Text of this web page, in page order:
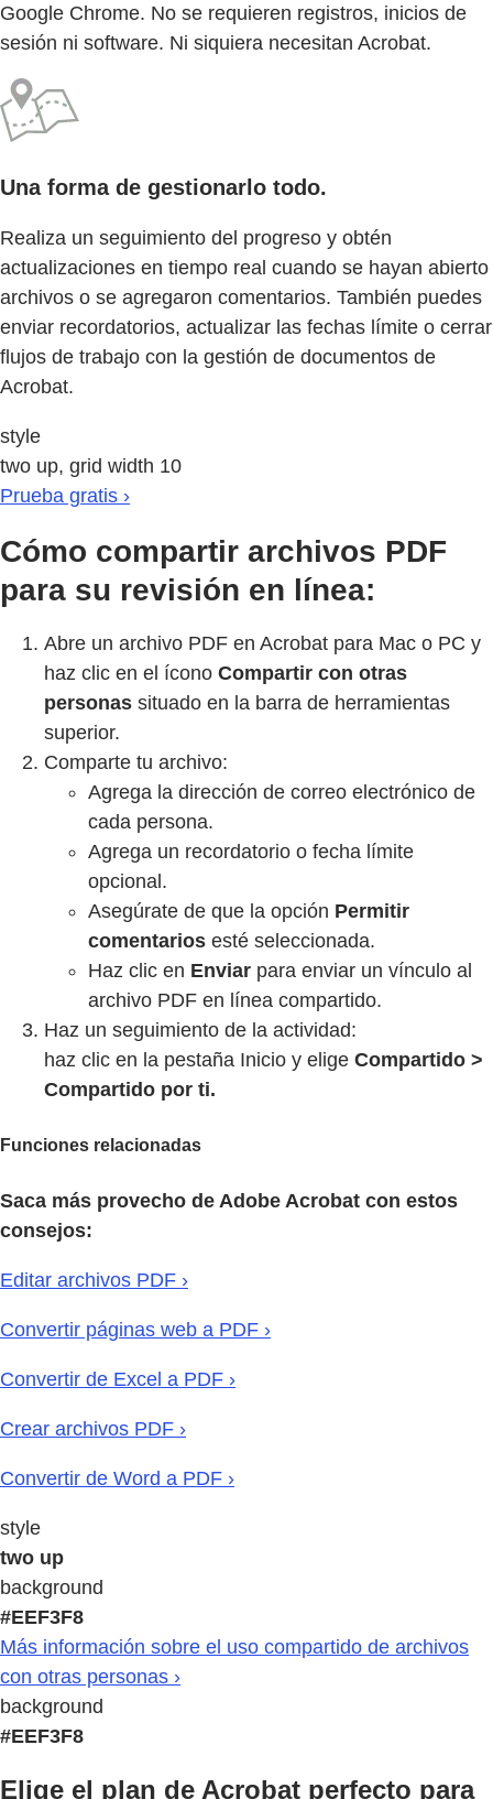
Google Chrome. No se requieren registros, inicios de
sesión ni software. Ni siquiera necesitan Acrobat.
Una forma de gestionarlo todo.
Realiza un seguimiento del progreso y obtén
actualizaciones en tiempo real cuando se hayan abierto
archivos o se agregaron comentarios. También puedes
enviar recordatorios, actualizar las fechas límite o cerrar
flujos de trabajo con la gestión de documentos de
Acrobat.
style
two up, grid width 10
Prueba gratis ›
Cómo compartir archivos PDF
para su revisión en línea:
Abre un archivo PDF en Acrobat para Mac o PC y
haz clic en el ícono Compartir con otras
personas situado en la barra de herramientas
superior.
Comparte tu archivo:
Agrega la dirección de correo electrónico de
cada persona.
Agrega un recordatorio o fecha límite
opcional.
Asegúrate de que la opción Permitir
comentarios esté seleccionada.
Haz clic en Enviar para enviar un vínculo al
archivo PDF en línea compartido.
Haz un seguimiento de la actividad:
haz clic en la pestaña Inicio y elige Compartido >
Compartido por ti.
Funciones relacionadas
Saca más provecho de Adobe Acrobat con estos
consejos:
Editar archivos PDF ›
Convertir páginas web a PDF ›
Convertir de Excel a PDF ›
Crear archivos PDF ›
Convertir de Word a PDF ›
style
two up
background
#EEF3F8
Más información sobre el uso compartido de archivos
con otras personas ›
background
#EEF3F8
Elige el plan de Acrobat perfecto para